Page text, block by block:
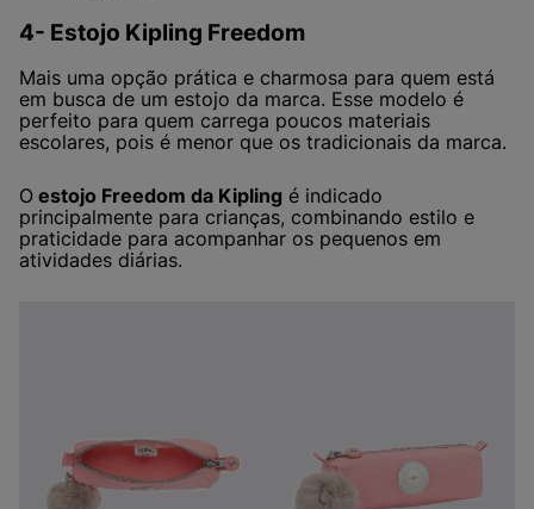
4- Estojo Kipling Freedom
Mais uma opção prática e charmosa para quem está
em busca de um estojo da marca. Esse modelo é
perfeito para quem carrega poucos materiais
escolares, pois é menor que os tradicionais da marca.
O estojo Freedom da Kipling é indicado
principalmente para crianças, combinando estilo e
praticidade para acompanhar os pequenos em
atividades diárias.